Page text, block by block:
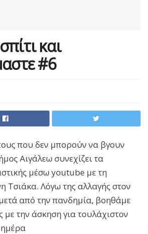
και
#6
που δεν μπορούν να βγουν
Αιγάλεω συνεχίζει τα
μέσω youtube με τη
Τσιάκα. Λόγω της αλλαγής στον
από την πανδημία, βοηθάμε
την άσκηση για τουλάχιστον
ημέρα